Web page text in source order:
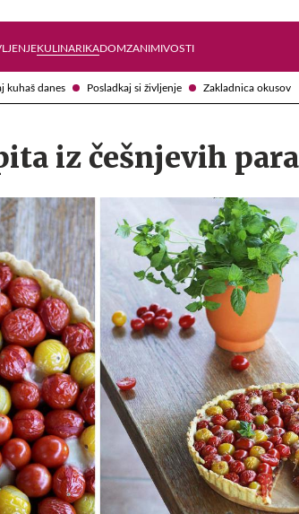
kuhaš danes Posladkaj si življenje Zakladnica okusov
KULINARIKADOMZANIMIVOSTI
iz češnjevih